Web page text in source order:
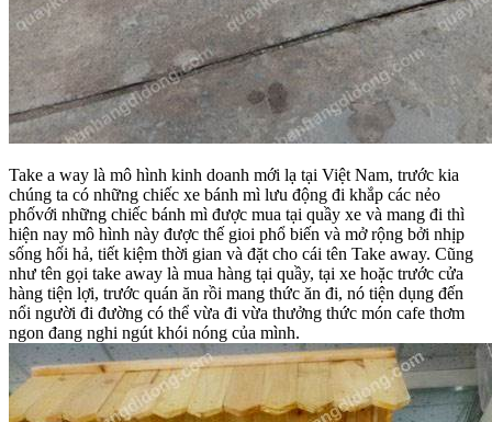
Take a way là mô hình kinh doanh mới lạ tại Việt Nam, trước kia
chúng ta có những chiếc xe bánh mì lưu động đi khắp các nẻo
phốvới những chiếc bánh mì được mua tại quầy xe và mang đi thì
hiện nay mô hình này được thế gioi phổ biến và mở rộng bởi nhịp
sống hối hả, tiết kiệm thời gian và đặt cho cái tên Take away. Cũng
như tên gọi take away là mua hàng tại quầy, tại xe hoặc trước cửa
hàng tiện lợi, trước quán ăn rồi mang thức ăn đi, nó tiện dụng đến
nổi người đi đường có thể vừa đi vừa thưởng thức món cafe thơm
ngon đang nghi ngút khói nóng của mình.